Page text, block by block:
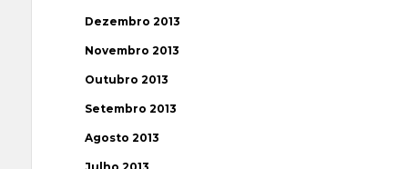
Dezembro 2013
Novembro 2013
Outubro 2013
Setembro 2013
Agosto 2013